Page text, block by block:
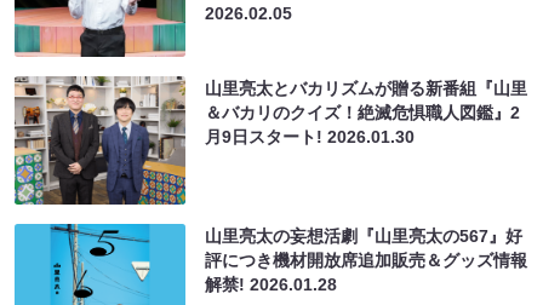
2026.02.05
山里亮太とバカリズムが贈る新番組『山里
＆バカリのクイズ！絶滅危惧職人図鑑』2
月9日スタート!2026.01.30
山里亮太の妄想活劇『山里亮太の567』好
評につき機材開放席追加販売＆グッズ情報
解禁!2026.01.28